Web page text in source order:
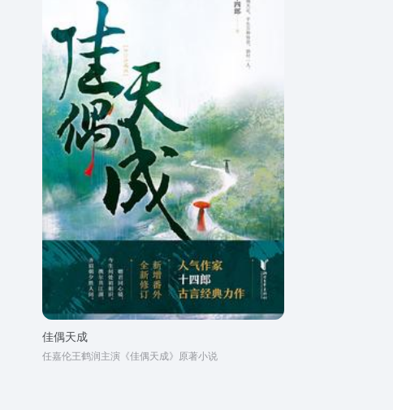
佳偶天成
任嘉伦王鹤润主演《佳偶天成》原著小说